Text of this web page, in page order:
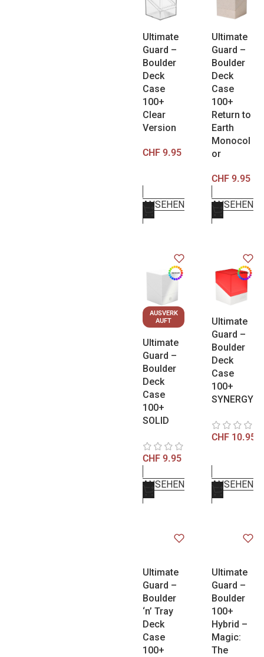
Ultimate
Guard –
Boulder
Deck
Case
100+
Clear
Version
CHF 9.95
ANSEHEN
Ultimate
Guard –
Boulder
Deck
Case
100+
Return to
Earth
Monocol
or
CHF 9.95
ANSEHEN
AUSVERK
AUFT
Ultimate
Guard –
Boulder
Deck
Case
100+
SOLID
CHF 9.95
ANSEHEN
Ultimate
Guard –
Boulder
Deck
Case
100+
SYNERGY
CHF 10.95
ANSEHEN
Ultimate
Guard –
Boulder
‘n’ Tray
Deck
Case
100+
Ultimate
Guard –
Boulder
100+
Hybrid –
Magic:
The